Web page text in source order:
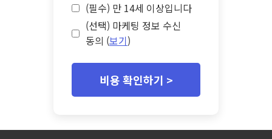
(필수) 만 14세 이상입니다
(선택) 마케팅 정보 수신
동의 (보기)
비용 확인하기 >